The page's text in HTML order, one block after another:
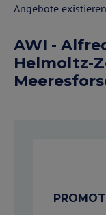
Angebote
AWI -
Helmoltz-